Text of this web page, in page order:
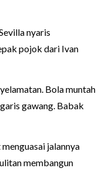
nyaris
pojok dari Ivan
Bola muntah
gawang. Babak
jalannya
membangun